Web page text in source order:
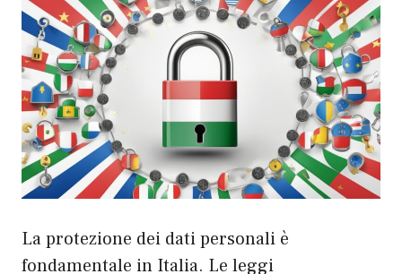
La protezione dei dati personali è
fondamentale in Italia. Le leggi